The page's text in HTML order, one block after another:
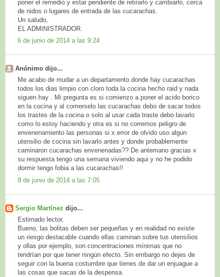
poner el remedio y estar pendiente de retirarlo y cambiarlo, cerca
de nidos o lugares de entrada de las cucarachas.
Un saludo,
EL ADMINISTRADOR.
6 de junio de 2014 a las 9:24
Anónimo dijo...
Me acabo de mudar a un departamento donde hay cucarachas
todos los dias limpio con cloro toda la cocina hecho raid y nada
siguen hay . Mi pregunta es si comienzo a poner el acido borico
en la cocina y al comerselo las cucarachas debo de sacar todos
los trastes de la cocina o solo al usar cada traste debo lavarlo
como lo estoy haciendo y otra es si no corremos peligro de
envenenamiento las personas si x error de olvido uso algun
utensilio de cocina sin lavarlo antes y donde probablemente
caminaron cucarachas envenenadas?? De antemano gracias x
su respuesta tengo una semana viviendo aqui y no he podido
dormir tengo fobia a las cucarachas!!
8 de junio de 2014 a las 7:05
Sergio Martínez dijo...
Estimado lector,
Bueno, las bolitas deben ser pequeñas y en realidad no existe
un riesgo destacable cuando ellas caminan sobre tus utensilios
y ollas por ejemplo, son concentraciones mínimas que no
tendrían por que tener ningún efecto. Sin embargo no dejes de
seguir con la buena costumbre que tienes de dar un enjuague a
las cosas que sacas de la despensa.